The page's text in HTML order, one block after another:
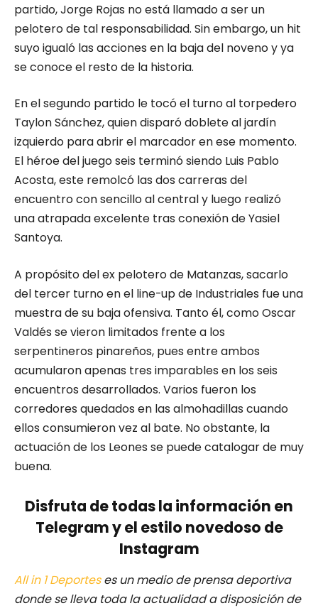
partido, Jorge Rojas no está llamado a ser un
pelotero de tal responsabilidad. Sin embargo, un hit
suyo igualó las acciones en la baja del noveno y ya
se conoce el resto de la historia.
En el segundo partido le tocó el turno al torpedero
Taylon Sánchez, quien disparó doblete al jardín
izquierdo para abrir el marcador en ese momento.
El héroe del juego seis terminó siendo Luis Pablo
Acosta, este remolcó las dos carreras del
encuentro con sencillo al central y luego realizó
una atrapada excelente tras conexión de Yasiel
Santoya.
A propósito del ex pelotero de Matanzas, sacarlo
del tercer turno en el line-up de Industriales fue una
muestra de su baja ofensiva. Tanto él, como Oscar
Valdés se vieron limitados frente a los
serpentineros pinareños, pues entre ambos
acumularon apenas tres imparables en los seis
encuentros desarrollados. Varios fueron los
corredores quedados en las almohadillas cuando
ellos consumieron vez al bate. No obstante, la
actuación de los Leones se puede catalogar de muy
buena.
Disfruta de todas la información en
Telegram y el estilo novedoso de
Instagram
All in 1 Deporteses un medio de prensa deportiva
donde se lleva toda la actualidad a disposición de